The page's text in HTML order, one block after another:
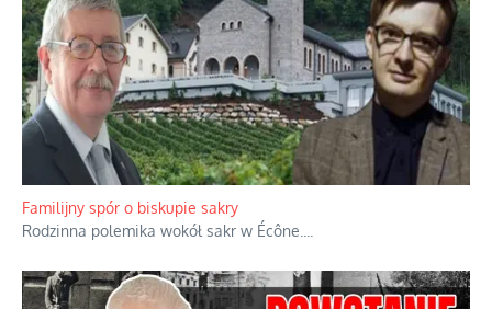
Ciemna strona podręcznikowych mitów historycznych
Historia jest doświadczeniem niepowtarzalnym i tłumaczenie,
że będziemy coś krytykować po to, żeby później znowu jakiegoś
powstania nie zrobili, jest...